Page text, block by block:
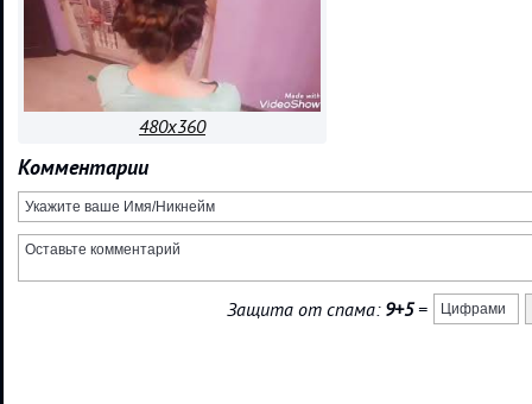
480x360
Комментарии
Защита от спама: 9+5=